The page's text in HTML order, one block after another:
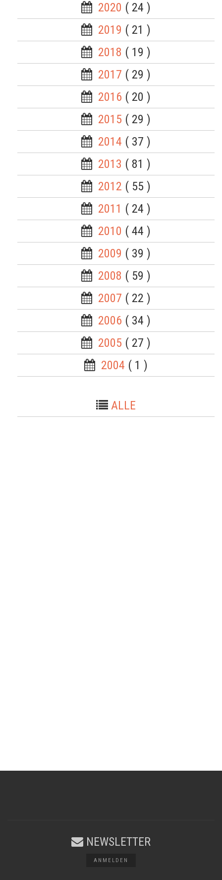
2020 ( 24 )
2019 ( 21 )
2018 ( 19 )
2017 ( 29 )
2016 ( 20 )
2015 ( 29 )
2014 ( 37 )
2013 ( 81 )
2012 ( 55 )
2011 ( 24 )
2010 ( 44 )
2009 ( 39 )
2008 ( 59 )
2007 ( 22 )
2006 ( 34 )
2005 ( 27 )
2004 ( 1 )
ALLE
NEWSLETTER
ANMELDEN